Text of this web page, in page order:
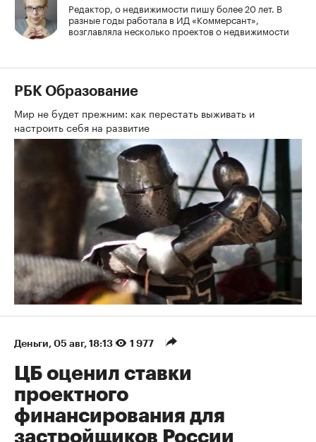
Редактор, о недвижимости пишу более 20 лет. В
разные годы работала в ИД «Коммерсант»,
возглавляла несколько проектов о недвижимости
РБК Образование
Мир не будет прежним: как перестать выживать и
настроить себя на развитие
Деньги⁠, 05 авг, 18:13 1 977
ЦБ оценил ставки
проектного
финансирования для
застройщиков России